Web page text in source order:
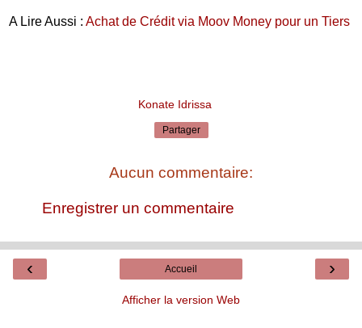
A Lire Aussi : Achat de Crédit via Moov Money pour un Tiers
Konate Idrissa
Partager
Aucun commentaire:
Enregistrer un commentaire
‹ ›
Accueil
Afficher la version Web